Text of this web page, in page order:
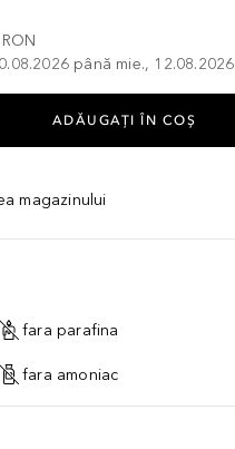
până mie., 12.08.2026
ADĂUGAȚI ÎN COŞ
magazinului
fara parafina
fara amoniac